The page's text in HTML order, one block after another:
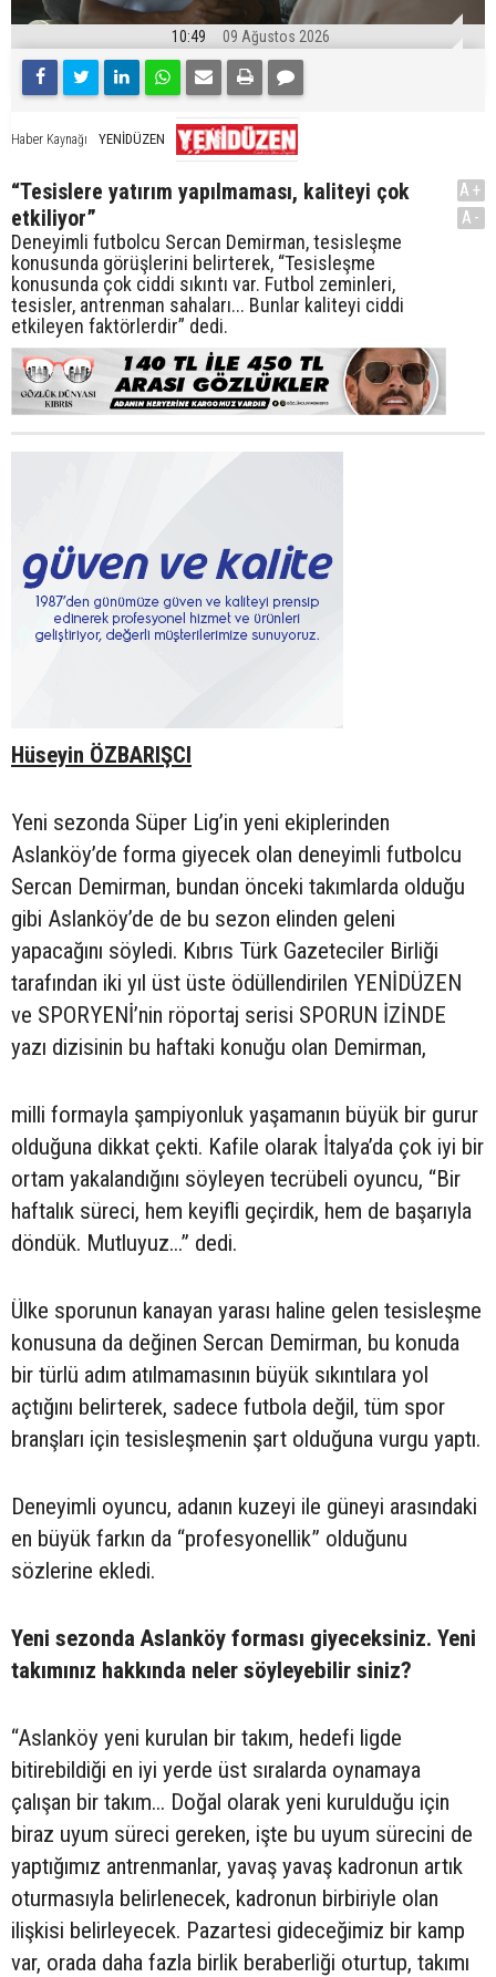
10:49 09 Ağustos 2026
Haber Kaynağı YENİDÜZEN
“Tesislere yatırım yapılmaması, kaliteyi çok
etkiliyor”
Deneyimli futbolcu Sercan Demirman, tesisleşme
konusunda görüşlerini belirterek, “Tesisleşme
konusunda çok ciddi sıkıntı var. Futbol zeminleri,
tesisler, antrenman sahaları... Bunlar kaliteyi ciddi
etkileyen faktörlerdir” dedi.
A+
A-
Hüseyin ÖZBARIŞCI
Yeni sezonda Süper Lig’in yeni ekiplerinden
Aslanköy’de forma giyecek olan deneyimli futbolcu
Sercan Demirman, bundan önceki takımlarda olduğu
gibi Aslanköy’de de bu sezon elinden geleni
yapacağını söyledi. Kıbrıs Türk Gazeteciler Birliği
tarafından iki yıl üst üste ödüllendirilen YENİDÜZEN
ve SPORYENİ’nin röportaj serisi SPORUN İZİNDE
yazı dizisinin bu haftaki konuğu olan Demirman,
milli formayla şampiyonluk yaşamanın büyük bir gurur
olduğuna dikkat çekti. Kafile olarak İtalya’da çok iyi bir
ortam yakalandığını söyleyen tecrübeli oyuncu, “Bir
haftalık süreci, hem keyifli geçirdik, hem de başarıyla
döndük. Mutluyuz...” dedi.
Ülke sporunun kanayan yarası haline gelen tesisleşme
konusuna da değinen Sercan Demirman, bu konuda
bir türlü adım atılmamasının büyük sıkıntılara yol
açtığını belirterek, sadece futbola değil, tüm spor
branşları için tesisleşmenin şart olduğuna vurgu yaptı.
Deneyimli oyuncu, adanın kuzeyi ile güneyi arasındaki
en büyük farkın da “profesyonellik” olduğunu
sözlerine ekledi.
Yeni sezonda Aslanköy forması giyeceksiniz. Yeni
takımınız hakkında neler söyleyebilir siniz?
“Aslanköy yeni kurulan bir takım, hedefi ligde
bitirebildiği en iyi yerde üst sıralarda oynamaya
çalışan bir takım... Doğal olarak yeni kurulduğu için
biraz uyum süreci gereken, işte bu uyum sürecini de
yaptığımız antrenmanlar, yavaş yavaş kadronun artık
oturmasıyla belirlenecek, kadronun birbiriyle olan
ilişkisi belirleyecek. Pazartesi gideceğimiz bir kamp
var, orada daha fazla birlik beraberliği oturtup, takımı